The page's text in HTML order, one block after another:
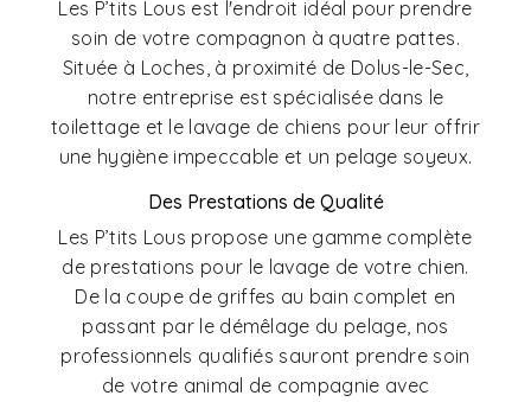
Les P’tits Lous est l'endroit idéal pour prendre
soin de votre compagnon à quatre pattes.
Située à Loches, à proximité de Dolus-le-Sec,
notre entreprise est spécialisée dans le
toilettage et le lavage de chiens pour leur offrir
une hygiène impeccable et un pelage soyeux.
Des Prestations de Qualité
Les P’tits Lous propose une gamme complète
de prestations pour le lavage de votre chien.
De la coupe de griffes au bain complet en
passant par le démêlage du pelage, nos
professionnels qualifiés sauront prendre soin
de votre animal de compagnie avec